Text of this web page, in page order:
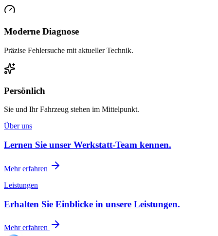
Moderne Diagnose
Präzise Fehlersuche mit aktueller Technik.
Persönlich
Sie und Ihr Fahrzeug stehen im Mittelpunkt.
Über uns
Lernen Sie unser Werkstatt-Team kennen.
Mehr erfahren
Leistungen
Erhalten Sie Einblicke in unsere Leistungen.
Mehr erfahren